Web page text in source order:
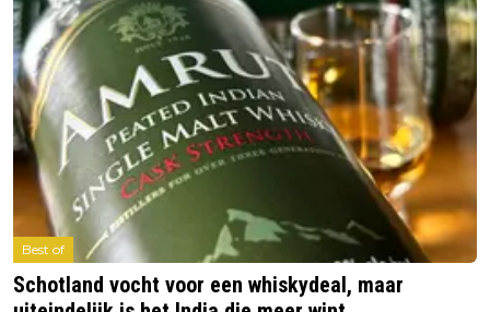
Best of
Schotland vocht voor een whiskydeal, maar